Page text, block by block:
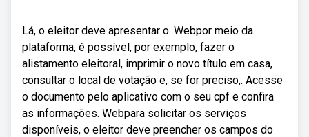
Lá, o eleitor deve apresentar o. Webpor meio da
plataforma, é possível, por exemplo, fazer o
alistamento eleitoral, imprimir o novo título em casa,
consultar o local de votação e, se for preciso,. Acesse
o documento pelo aplicativo com o seu cpf e confira
as informações. Webpara solicitar os serviços
disponíveis, o eleitor deve preencher os campos do